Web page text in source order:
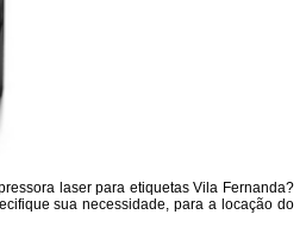
laser para etiquetas Vila Fernanda?
sua necessidade, para a locação do